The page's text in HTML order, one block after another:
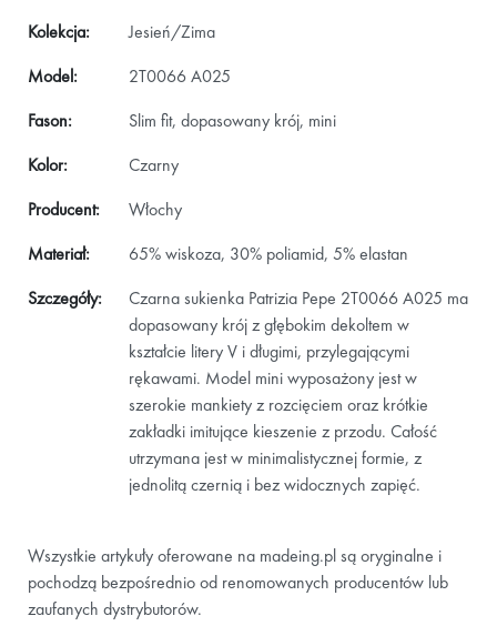
Kolekcja:
Jesień/Zima
Model:
2T0066 A025
Fason:
Slim fit, dopasowany krój, mini
Kolor:
Czarny
Producent:
Włochy
Materiał:
65% wiskoza, 30% poliamid, 5% elastan
Szczegóły:
Czarna sukienka Patrizia Pepe 2T0066 A025 ma
dopasowany krój z głębokim dekoltem w
kształcie litery V i długimi, przylegającymi
rękawami. Model mini wyposażony jest w
szerokie mankiety z rozcięciem oraz krótkie
zakładki imitujące kieszenie z przodu. Całość
utrzymana jest w minimalistycznej formie, z
jednolitą czernią i bez widocznych zapięć.
Wszystkie artykuły oferowane na madeing.pl są oryginalne i
pochodzą bezpośrednio od renomowanych producentów lub
zaufanych dystrybutorów.